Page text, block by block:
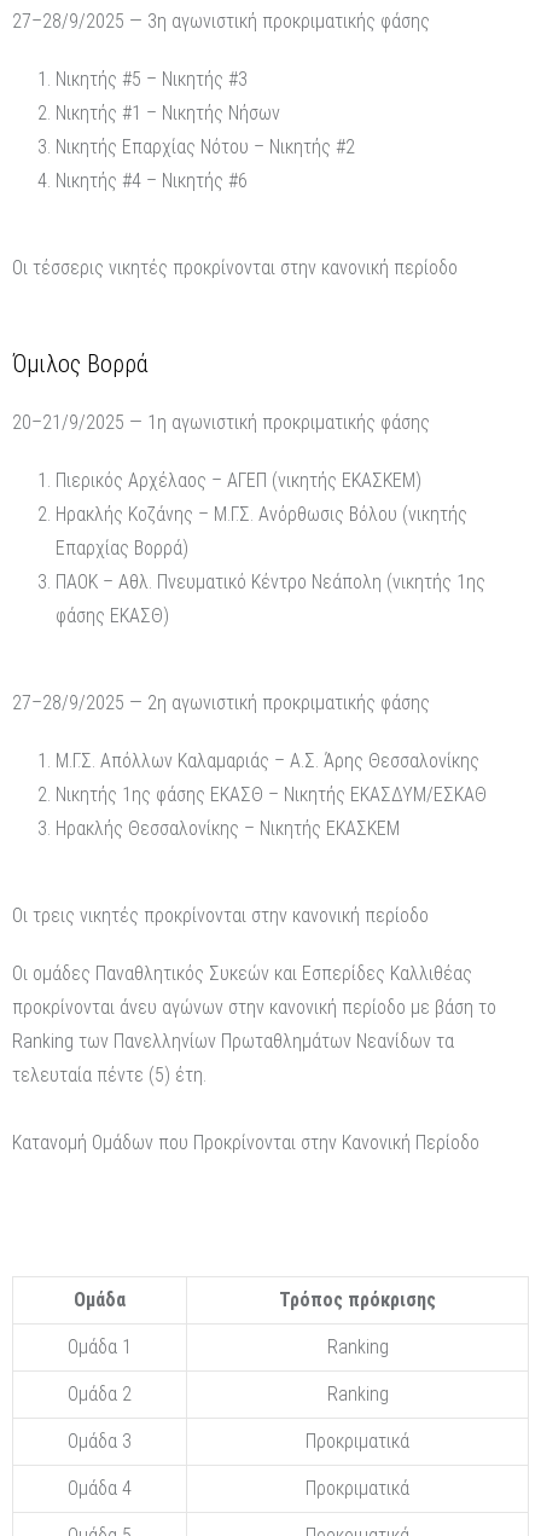
27–28/9/2025 — 3η αγωνιστική προκριματικής φάσης
Νικητής #5 – Νικητής #3
Νικητής #1 – Νικητής Νήσων
Νικητής Επαρχίας Νότου – Νικητής #2
Νικητής #4 – Νικητής #6
Οι τέσσερις νικητές προκρίνονται στην κανονική περίοδο
Όμιλος Βορρά
20–21/9/2025 — 1η αγωνιστική προκριματικής φάσης
Πιερικός Αρχέλαος – ΑΓΕΠ (νικητής ΕΚΑΣΚΕΜ)
Ηρακλής Κοζάνης – Μ.Γ.Σ. Ανόρθωσις Βόλου (νικητής
Επαρχίας Βορρά)
ΠΑΟΚ – Αθλ. Πνευματικό Κέντρο Νεάπολη (νικητής 1ης
φάσης ΕΚΑΣΘ)
27–28/9/2025 — 2η αγωνιστική προκριματικής φάσης
Μ.Γ.Σ. Απόλλων Καλαμαριάς – Α.Σ. Άρης Θεσσαλονίκης
Νικητής 1ης φάσης ΕΚΑΣΘ – Νικητής ΕΚΑΣΔΥΜ/ΕΣΚΑΘ
Ηρακλής Θεσσαλονίκης – Νικητής ΕΚΑΣΚΕΜ
Οι τρεις νικητές προκρίνονται στην κανονική περίοδο
Οι ομάδες Παναθλητικός Συκεών και Εσπερίδες Καλλιθέας
προκρίνονται άνευ αγώνων στην κανονική περίοδο με βάση το
Ranking των Πανελληνίων Πρωταθλημάτων Νεανίδων τα
τελευταία πέντε (5) έτη.
Κατανομή Ομάδων που Προκρίνονται στην Κανονική Περίοδο
Ομάδα Τρόπος πρόκρισης
Ομάδα 1 Ranking
Ομάδα 2 Ranking
Ομάδα 3 Προκριματικά
Ομάδα 4 Προκριματικά